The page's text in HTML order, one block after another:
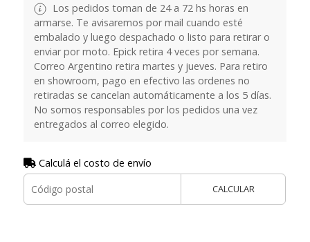
Los pedidos toman de 24 a 72 hs horas en
armarse. Te avisaremos por mail cuando esté
embalado y luego despachado o listo para retirar o
enviar por moto. Epick retira 4 veces por semana.
Correo Argentino retira martes y jueves. Para retiro
en showroom, pago en efectivo las ordenes no
retiradas se cancelan automáticamente a los 5 días.
No somos responsables por los pedidos una vez
entregados al correo elegido.
Calculá el costo de envío
CALCULAR